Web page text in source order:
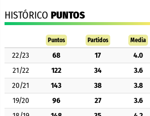
HISTÓRICO PUNTOS
Puntos Partidos Media
22/23 68 17 4.0
21/22
122 34 3.6
20/21
143 38 3.8
19/20
96 27 3.6